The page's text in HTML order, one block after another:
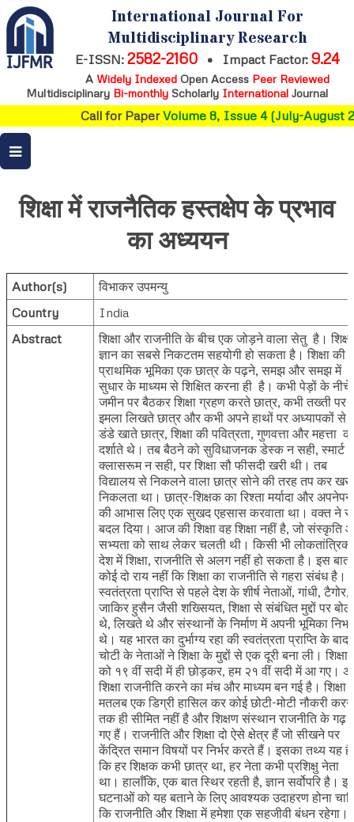
International Journal For
Multidisciplinary Research
E-ISSN: 2582-2160 • Impact Factor: 9.24
A Widely IndexedOpen Access Peer Reviewed
Multidisciplinary Bi-monthly Scholarly International Journal
Call for PaperVolume 8, Issue 4 (July-August
शिक्षा में राजनैतिक हस्तक्षेप के प्रभाव
का अध्ययन
Author(s)
विभाकर उपमन्यु
Country
India
Abstract
शिक्षा और राजनीति के बीच एक जोड़ने वाला सेतु है। शिक्षा
ज्ञान का सबसे निकटतम सहयोगी हो सकता है। शिक्षा की
प्राथमिक भूमिका एक छात्र के पढ़ने, समझ और समझ में
सुधार के माध्यम से शिक्षित करना ही है। कभी पेड़ों के नीचे
जमीन पर बैठकर शिक्षा ग्रहण करते छात्र, कभी तख्ती पर
इमला लिखते छात्र और कभी अपने हाथों पर अध्यापकों से
डंडे खाते छात्र, शिक्षा की पवित्रता, गुणवत्ता और महत्ता
दर्शाते थे। तब बैठने को सुविधाजनक डेस्क न सही, स्मार्ट
क्लासरूम न सही, पर शिक्षा सौ फीसदी खरी थी। तब
विद्यालय से निकलने वाला छात्र सोने की तरह तप कर खरा
निकलता था। छात्र-शिक्षक का रिश्ता मर्यादा और अपनेपन
की आभास लिए एक सुखद एहसास करवाता था। वक्त ने
बदल दिया। आज की शिक्षा वह शिक्षा नहीं है, जो संस्कृति
सभ्यता को साथ लेकर चलती थी। किसी भी लोकतांत्रिक
देश में शिक्षा, राजनीति से अलग नहीं हो सकता है। इस बात
कोई दो राय नहीं कि शिक्षा का राजनीति से गहरा संबंध है।
स्वतंत्रता प्राप्ति से पहले देश के शीर्ष नेताओं, गांधी, टैगोर,
जाकिर हुसैन जैसी शख्सियत, शिक्षा से संबंधित मुद्दों पर
थे, लिखते थे और संस्थानों के निर्माण में अपनी भूमिका
थे। यह भारत का दुर्भाग्य रहा की स्वतंत्रता प्राप्ति के बाद
चोटी के नेताओं ने शिक्षा के मुद्दों से एक दूरी बना ली। शिक्षा
को १९ वीं सदी में ही छोड़कर, हम २१ वीं सदी में आ गए।
शिक्षा राजनीति करने का मंच और माध्यम बन गई है। शिक्षा
मतलब एक डिग्री हासिल कर कोई छोटी-मोटी नौकरी करने
तक ही सीमित नहीं है और शिक्षण संस्थान राजनीति के गढ़
गए हैं। राजनीति और शिक्षा दो ऐसे क्षेत्र हैं जो सीखने पर
केंद्रित समान विषयों पर निर्भर करते हैं। इसका तथ्य यह है
कि हर शिक्षक कभी छात्र था, हर नेता कभी प्रशिक्षु नेता
था। हालाँकि, एक बात स्थिर रहती है, ज्ञान सर्वोपरि है। इन
घटनाओं को यह बताने के लिए आवश्यक उदाहरण होना
कि राजनीति और शिक्षा में हमेशा एक सहजीवी बंधन रहेगा।